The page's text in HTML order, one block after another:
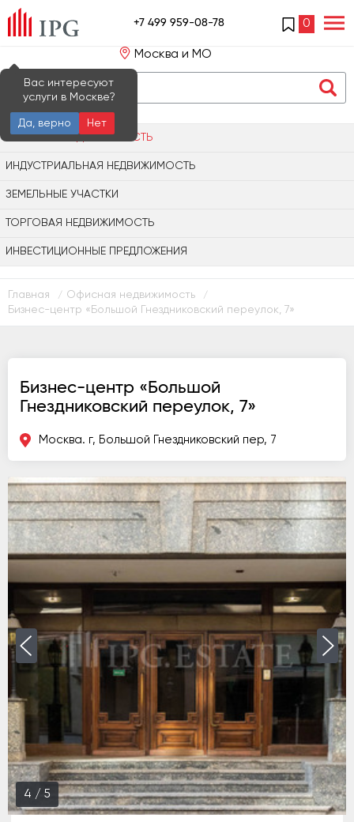
+7 499 959-08-78 0
Москва и МО
Вас интересуют
услуги в Москве?
Да, верно
Нет
ОФИСНАЯ НЕДВИЖИМОСТЬ
ИНДУСТРИАЛЬНАЯ НЕДВИЖИМОСТЬ
ЗЕМЕЛЬНЫЕ УЧАСТКИ
ТОРГОВАЯ НЕДВИЖИМОСТЬ
ИНВЕСТИЦИОННЫЕ ПРЕДЛОЖЕНИЯ
Главная / Офисная недвижимость /
Бизнес-центр «Большой Гнездниковский переулок, 7»
Бизнес-центр «Большой
Гнездниковский переулок, 7»
Москва. г, Большой Гнездниковский пер, 7
4 / 5